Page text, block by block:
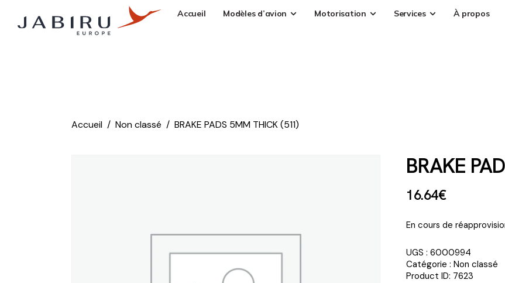
Accueil Modèles d’avion Motorisation Services À propos
Accueil Non classé BRAKE PADS 5MM THICK (511)
BRAKE
16.64€
En cours de
UGS : 6000994
Catégorie : Non classé
Product ID: 7623